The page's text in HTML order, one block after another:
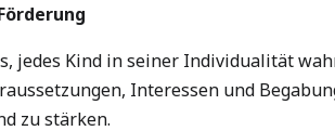
jedes Kind in seiner Individualität
Interessen und
zu stärken.